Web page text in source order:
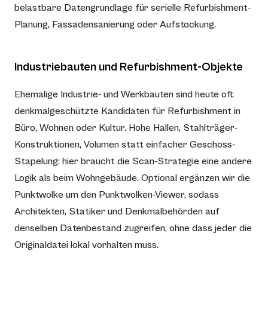
belastbare Datengrundlage für serielle Refurbishment-
Planung, Fassadensanierung oder Aufstockung.
Industriebauten und Refurbishment-Objekte
Ehemalige Industrie- und Werkbauten sind heute oft
denkmalgeschützte Kandidaten für Refurbishment in
Büro, Wohnen oder Kultur. Hohe Hallen, Stahlträger-
Konstruktionen, Volumen statt einfacher Geschoss-
Stapelung: hier braucht die Scan-Strategie eine andere
Logik als beim Wohngebäude. Optional ergänzen wir die
Punktwolke um den Punktwolken-Viewer, sodass
Architekten, Statiker und Denkmalbehörden auf
denselben Datenbestand zugreifen, ohne dass jeder die
Originaldatei lokal vorhalten muss.